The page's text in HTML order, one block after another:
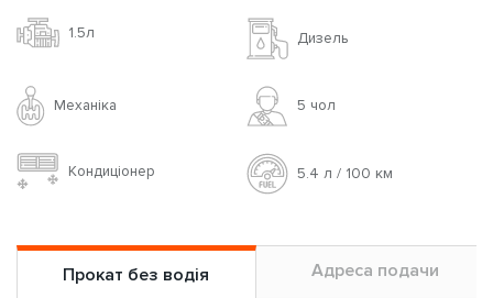
1.5л Дизель
Механіка 5 чoл
Кондиціонер 5.4 л / 100 км
Прокат без водія Адреса подачи